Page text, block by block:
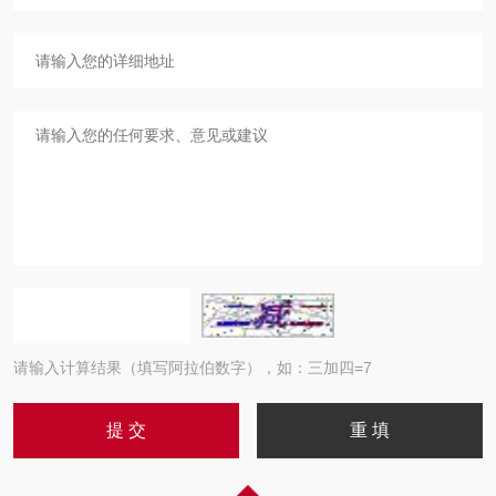
请输入计算结果（填写阿拉伯数字），如：三加四=7